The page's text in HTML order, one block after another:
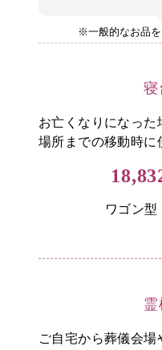
※一般的なお品
寝
お亡くなりになった
場所までの移動時に
ワゴン型
霊
ご自宅から葬儀会場